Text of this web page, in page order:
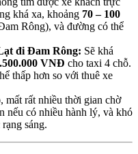
khá xa, khoảng 70 – 100
Rông), và đường có thể
đi Đam Rông: Sẽ khá
VNĐ cho taxi 4 chỗ.
thấp hơn so với thuê xe
mất rất nhiều thời gian chờ
nếu có nhiều hành lý, và khó
sáng.